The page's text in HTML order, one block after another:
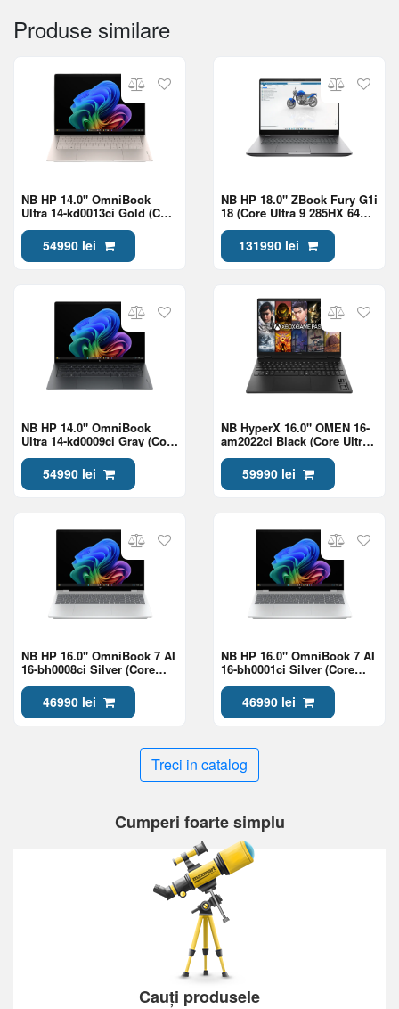
Produse similare
NB HP 14.0" OmniBook
Ultra 14-kd0013ci Gold (Core
Ultra 7 356H 32Gb 1Tb Win
11) 54990 lei
NB HP 18.0" ZBook Fury G1i
18 (Core Ultra 9 285HX 64Gb
2Tb RTX Pro 2000 8Gb Win
11) 131990 lei
NB HP 14.0" OmniBook
Ultra 14-kd0009ci Gray (Core
Ultra 7 356H 32Gb 1Tb Win
11) 54990 lei
NB HyperX 16.0" OMEN 16-
am2022ci Black (Core Ultra
7 270HX Plus 24Gb 1Tb
5060 8Gb)
59990 lei
NB HP 16.0" OmniBook 7 AI
16-bh0008ci Silver (Core
Ultra 7 356H 24Gb 1Tb Win
11) 46990 lei
NB HP 16.0" OmniBook 7 AI
16-bh0001ci Silver (Core
Ultra 7 356H 24Gb 1Tb Win
11) 46990 lei
Treci in catalog
Cumperi foarte simplu
Cauți produsele